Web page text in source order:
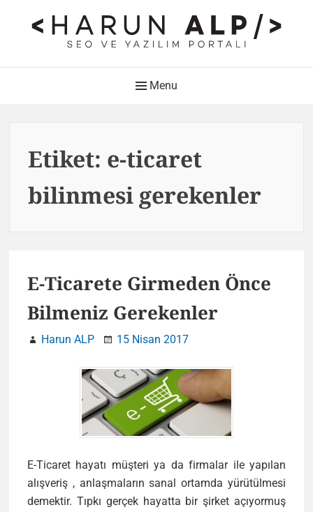
HARUN ALP Kişisel Blog –
SEO ve Yazılım Portalı
Menu
Etiket: e-ticaret
bilinmesi gerekenler
E-Ticarete Girmeden Önce
Bilmeniz Gerekenler
Harun ALP 15 Nisan 2017
E-Ticaret hayatı müşteri ya da firmalar ile yapılan
alışveriş , anlaşmaların sanal ortamda yürütülmesi
demektir. Tıpkı gerçek hayatta bir şirket açıyormuş